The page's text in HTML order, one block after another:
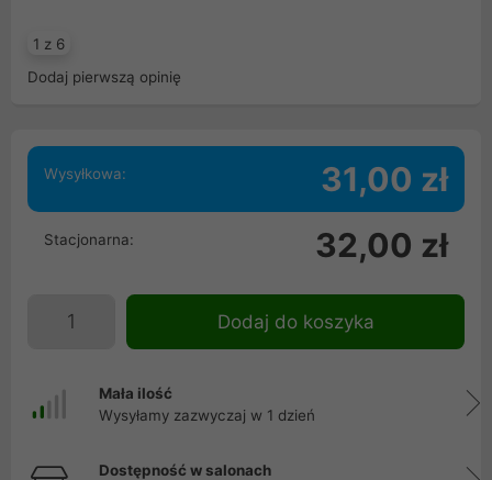
1 z 6
Dodaj pierwszą opinię
Wysyłkowa: 31,00 zł
Stacjonarna: 32,00 zł
Dodaj do koszyka
Mała ilość
Wysyłamy zazwyczaj w 1 dzień
Dostępność w salonach